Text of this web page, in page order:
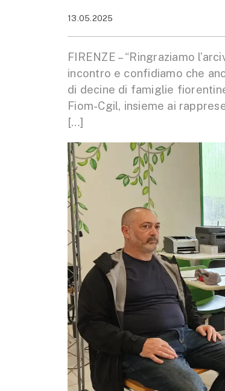
13.05.2025
FIRENZE – “Ringraziamo
incontro e confidiamo che
di decine di famiglie
Fiom-Cgil, insieme ai
[…]